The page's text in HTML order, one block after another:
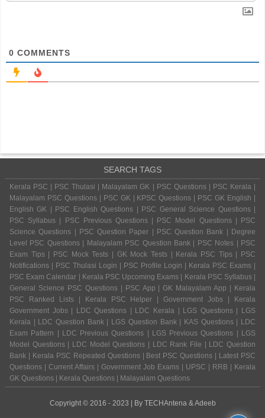
0 COMMENTS
SEARCH TAGS
Kerala PSC | PSC Thulasi | Malayalam GK | PSC Questions | PSC Kerala |
Malayalam PSC Questions | PSC GK | KPSC Questions | PSC GK English |
English GK | PSC English Questions | PSC General Science Questions |
PSC Syllabus | PSC Previous Questions | PSC Model Questions | PSC
Science Questions | PSC Question Paper | PSC Question Bank | Degree
Level PSC Questions | Malayalam PSC Question Bank | PSC Notes | PSC
Exam Tips | PSC Mock Tests | GK Mock Tests | Kerala PSC Tips | PSC
Notifications | PSC Thulasi Login | PSC Profile Login | Kerala PSC Exams |
PSC Exam Calendar | Kerala PSC Upcoming Exams | Kerala PSC Syllabus |
General Science PSC Questions | PSC App | GK Malayalam App | Kerala
PSC Ranked Lists | Kerala PSC Helper | Government Jobs | Kerala
Government Jobs | LDC Questions | LDC Kerala | LGS Questions | LGS
Kerala | LDC Question Bank | LGS Question Bank | KAS Questions | LDC
Exam Pattern | LDC Previous Questions | LGS Previous Questions | LGS
Model Questions | LDC Model Questions | LDC Rank File | LDC Question
Bank | Kerala PSC Repeated Questions | Best PSC Questions | Latest PSC
Questions | Current Affairs | Government Job Exams | UPSC | RRB | Kerala
GK Questions | Kerala Questions | Malayalam Questions
Copyright © 2016 - 2023 | By TECHAntena & Adeeb